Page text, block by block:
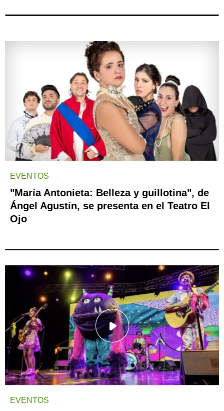
EVENTOS
"María Antonieta: Belleza y guillotina", de
Ángel Agustín, se presenta en el Teatro El
Ojo
EVENTOS